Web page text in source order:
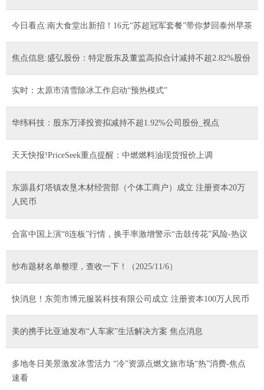
今日看点:南大食堂出新招！16元“苏超冠军套餐”带你梦回泰州早茶
焦点信息:盛弘股份：特定股东及董监高拟合计减持不超2.82%股份
实时：太原市清雪除冰工作启动“预热模式”
华纬科技：股东万泽投资拟减持不超1.92%公司股份_视点
天天快报!PriceSeek重点提醒：中燃燃料油现货报价上调
东源县灯塔镇农垦木材经营部（个体工商户）成立 注册资本20万
人民币
合富中国上演“8连板”行情，换手率激增警示“击鼓传花”风险-热议
纱布题材名单整理，查收一下！（2025/11/6）
快消息！东莞市博元服装科技有限公司成立 注册资本100万人民币
美的携手比亚迪发布“人车家”生活解决方案 焦点消息
多地冬日美景激发冰雪活力 “冷”资源点燃文旅市场“热”消费-焦点
速看